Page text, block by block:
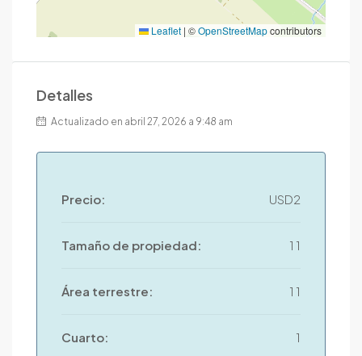
Leaflet | ©OpenStreetMapcontributors
Detalles
Actualizado en abril 27, 2026 a 9:48 am
Precio: USD2
Tamaño de propiedad: 1 1
Área terrestre: 1 1
Cuarto: 1